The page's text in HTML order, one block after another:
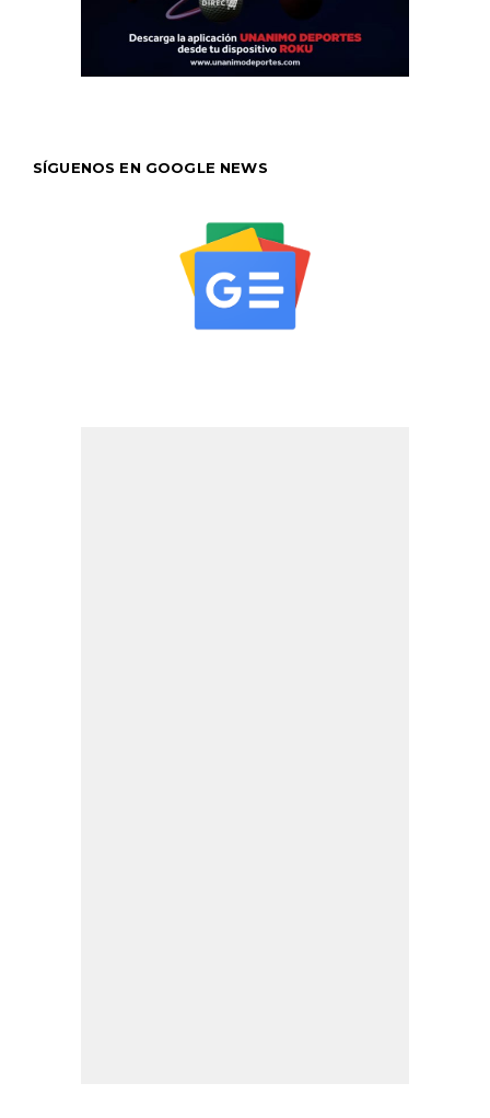
SÍGUENOS EN GOOGLE NEWS